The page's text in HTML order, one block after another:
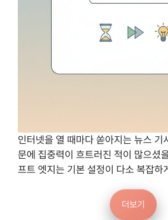
인터넷을 열 때마다 쏟아지는 뉴스 기
문에 집중력이 흐트러진 적이 많으셨
프트 엣지는 기본 설정이 다소 복잡하
더보기